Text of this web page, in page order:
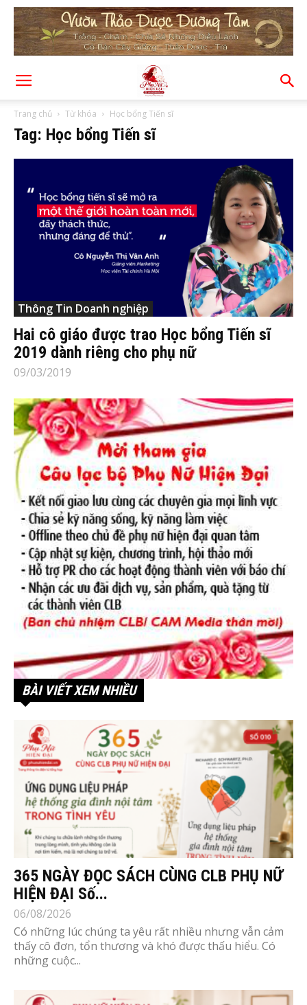
Trang chủ Từ khóa Học bổng Tiến sĩ
Tag: Học bổng Tiến sĩ
Thông Tin Doanh nghiệp
Hai cô giáo được trao Học bổng Tiến sĩ
2019 dành riêng cho phụ nữ
09/03/2019
BÀI VIẾT XEM NHIỀU
365 NGÀY ĐỌC SÁCH CÙNG CLB PHỤ NỮ
HIỆN ĐẠI Số...
06/08/2026
Có những lúc chúng ta yêu rất nhiều nhưng vẫn cảm
thấy cô đơn, tổn thương và khó được thấu hiểu. Có
những cuộc...